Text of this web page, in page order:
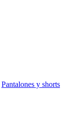
Pantalones y shorts